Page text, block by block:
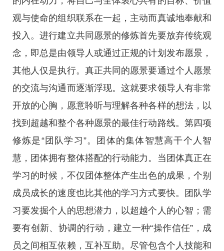
观与使命的组织联系在一起，主动而真诚地奉献和
投入。进行建立共同愿景的修炼首先要放弃传统观
念，即总是由领导人或通过正规的计划发布愿景，
其他人仅是执行。真正共同的愿景要通过个人愿景
的交流与沟通而逐渐浮现。这就要求领导人有非常
开放的心胸，愿意聆听与理解各种各样的想法，以
找到超越和整个各种愿景的最佳行动路线。第四项
修炼是“团队学习”。团体的集体智慧高干个人智
慧，团体拥有整体搭配的行动能力。当团体真正在
学习的时候，不仅团体整体产生出色的成果，个别
成员成长的速度也比其他的学习方式要快。团队学
习要发掘个人的思想潜力，以超越个人的心智；需
要有创新、协调的行动，建立一种“操作信任”，成
员之间相互依赖，互补互助。尽管包含个人技能和